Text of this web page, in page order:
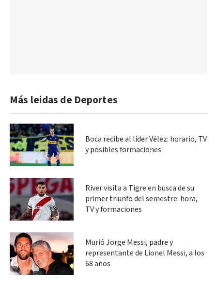
Más leidas de Deportes
Boca recibe al líder Vélez: horario, TV
y posibles formaciones
River visita a Tigre en busca de su
primer triunfo del semestre: hora,
TV y formaciones
Murió Jorge Messi, padre y
representante de Lionel Messi, a los
68 años